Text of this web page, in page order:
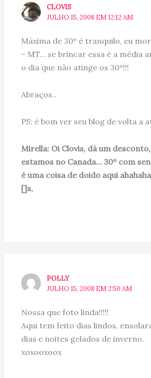
CLOVIS
JULHO 15, 2008 EM 12:12 AM
Máxima de 30º é tranquilo, eu
– MT… se brincar essa é a média
o dia que não atinge os 30º!!!
Abraços..
PS: é bom ver seu blog de volta a
Mirella: Oi Clovis, dá um
estamos no Canada… 30º com
é uma coisa de doido aqui
[]s,
POLLY
JULHO 15, 2008 EM 2:50 AM
Nossa que foto linda!!!!!
Aqui tem feito dias lindos,
dias e noites gelados de inverno.
xoxooxoox